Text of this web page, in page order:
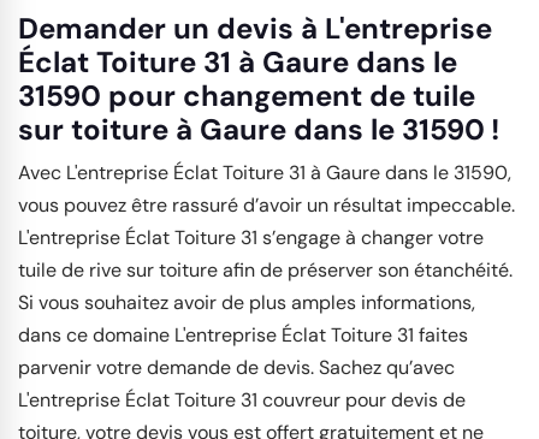
Demander un devis à L'entreprise
Éclat Toiture 31 à Gaure dans le
31590 pour changement de tuile
sur toiture à Gaure dans le 31590 !
Avec L'entreprise Éclat Toiture 31 à Gaure dans le 31590,
vous pouvez être rassuré d’avoir un résultat impeccable.
L'entreprise Éclat Toiture 31 s’engage à changer votre
tuile de rive sur toiture afin de préserver son étanchéité.
Si vous souhaitez avoir de plus amples informations,
dans ce domaine L'entreprise Éclat Toiture 31 faites
parvenir votre demande de devis. Sachez qu’avec
L'entreprise Éclat Toiture 31 couvreur pour devis de
toiture, votre devis vous est offert gratuitement et ne